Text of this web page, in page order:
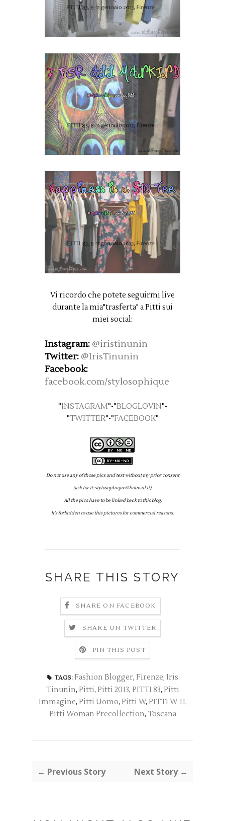
Vi ricordo che potete seguirmi live
durante la mia"trasferta" a Pitti sui
miei social:
Instagram: @iristinunin
Twitter: @IrisTinunin
Facebook:
facebook.com/stylosophique
°INSTAGRAM°-°BLOGLOVIN°-
°TWITTER°-°FACEBOOK°
Do not use any of those pics and text without my prior consent
(ask for it: stylosophique@hotmail.it).
All the pics have to be linked back to this blog.
It's forbidden to use this pictures for commercial reasons.
SHARE THIS STORY
SHARE ON FACEBOOK
SHARE ON TWITTER
PIN THIS POST
TAGS: Fashion Blogger, Firenze, Iris
Tinunin, Pitti, Pitti 2013, PITTI 83, Pitti
Immagine, Pitti Uomo, Pitti W, PITTI W 11,
Pitti Woman Precollection, Toscana
← Previous Story Next Story →